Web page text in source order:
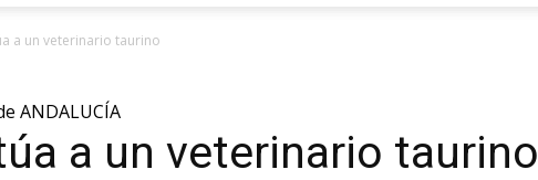
a un veterinario taurino
ANDALUCÍA
a un veterinario taurino